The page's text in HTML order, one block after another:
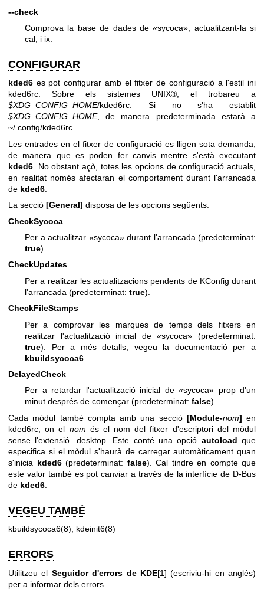
--check
Comprova la base de dades de «sycoca», actualitzant-la si
cal, i ix.
CONFIGURAR
kded6 es pot configurar amb el fitxer de configuració a l'estil ini
kded6rc. Sobre els sistemes UNIX®, el trobareu a
$XDG_CONFIG_HOME/kded6rc. Si no s'ha establit
$XDG_CONFIG_HOME, de manera predeterminada estarà a
~/.config/kded6rc.
Les entrades en el fitxer de configuració es lligen sota demanda,
de manera que es poden fer canvis mentre s'està executant
kded6 . No obstant açò, totes les opcions de configuració actuals,
en realitat només afectaran el comportament durant l'arrancada
de kded6
La secció [General] disposa de les opcions següents:
CheckSycoca
Per a actualitzar «sycoca» durant l'arrancada (predeterminat:
true).
CheckUpdates
Per a realitzar les actualitzacions pendents de KConfig durant
l'arrancada (predeterminat: true).
CheckFileStamps
Per a comprovar les marques de temps dels fitxers en
realitzar l'actualització inicial de «sycoca» (predeterminat:
true). Per a més detalls, vegeu la documentació per a
kbuildsycoca6
DelayedCheck
Per a retardar l'actualització inicial de «sycoca» prop d'un
minut després de començar (predeterminat: false).
Cada mòdul també compta amb una secció [Module-nom] en
kded6rc, on el nom és el nom del fitxer d'escriptori del mòdul
sense l'extensió .desktop. Este conté una opció autoload que
especifica si el mòdul s'haurà de carregar automàticament quan
s'inicia kded6(predeterminat: false). Cal tindre en compte que
este valor també es pot canviar a través de la interfície de D-Bus
de kded6
VEGEU TAMBÉ
kbuildsycoca6(8), kdeinit6(8)
ERRORS
Utilitzeu el Seguidor d'errors de KDE[1] (escriviu-hi en anglés)
per a informar dels errors.